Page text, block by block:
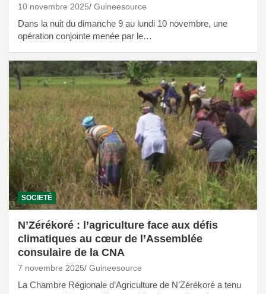
10 novembre 2025 Guineesource
Dans la nuit du dimanche 9 au lundi 10 novembre, une
opération conjointe menée par le…
SOCIETÉ
N’Zérékoré : l’agriculture face aux défis
climatiques au cœur de l’Assemblée
consulaire de la CNA
7 novembre 2025 Guineesource
La Chambre Régionale d’Agriculture de N’Zérékoré a tenu